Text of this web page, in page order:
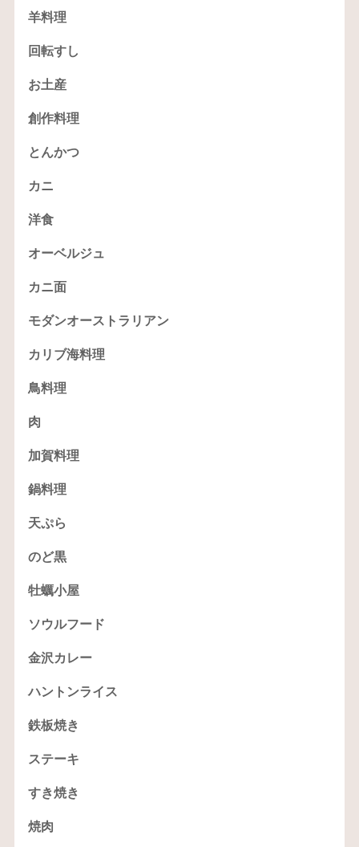
羊料理
回転すし
お土産
創作料理
とんかつ
カニ
洋食
オーベルジュ
カニ面
モダンオーストラリアン
カリブ海料理
鳥料理
肉
加賀料理
鍋料理
天ぷら
のど黒
牡蠣小屋
ソウルフード
金沢カレー
ハントンライス
鉄板焼き
ステーキ
すき焼き
焼肉